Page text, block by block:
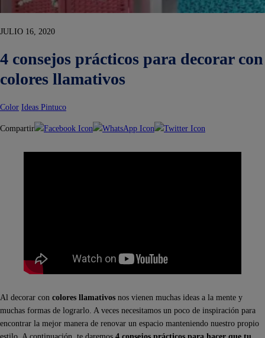
JULIO 16, 2020
4 consejos prácticos para decorar con
colores llamativos
Color Ideas Pintuco
Compartir
Al decorar con colores llamativos nos vienen muchas ideas a la mente y
muchas formas de lograrlo. A veces necesitamos un poco de inspiración para
encontrar la mejor manera de renovar un espacio manteniendo nuestro propio